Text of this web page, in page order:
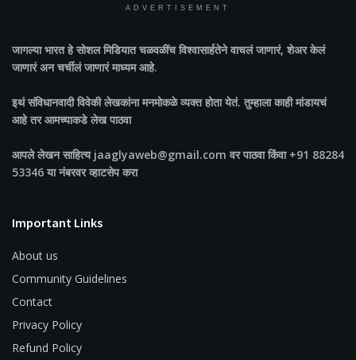
ADVERTISEMENT
जागल्या भारतहे सोशल मिडियात चळवळींच विश्वासार्हतेने वाचलं जाणारं, शेअर केलं
जाणारं अन चर्चीलं जाणारं माध्यम आहे.
इथं संविधानवादी विवेकी लेखकांना मनमोकळे व्यक्त होता येतं. तुम्हाला काही मांडायचं
आहे तर आमच्याकडे लेख पाठवा
आपले लेखन साहित्य jaaglyaweb@gmail.com वर पाठवा किंवा +91 88284
53346 या नंबरवर व्हाटसेप करा
Important Links
About us
Community Guidelines
Contact
Privacy Policy
Refund Policy